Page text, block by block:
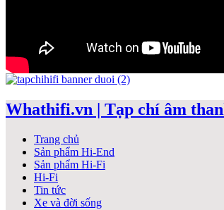
Whathifi.vn | Tạp chí âm
Trang chủ
Sản phẩm Hi-End
Sản phẩm Hi-Fi
Hi-Fi
Tin tức
Xe và đời sống